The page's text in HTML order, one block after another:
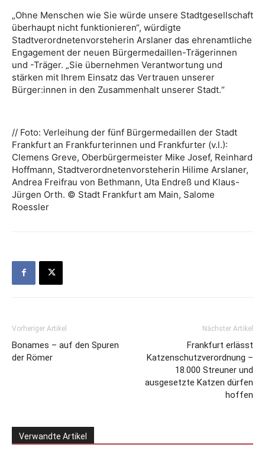
„Ohne Menschen wie Sie würde unsere Stadtgesellschaft
überhaupt nicht funktionieren“, würdigte
Stadtverordnetenvorsteherin Arslaner das ehrenamtliche
Engagement der neuen Bürgermedaillen-Trägerinnen
und -Träger. „Sie übernehmen Verantwortung und
stärken mit Ihrem Einsatz das Vertrauen unserer
Bürger:innen in den Zusammenhalt unserer Stadt.“
// Foto: Verleihung der fünf Bürgermedaillen der Stadt
Frankfurt an Frankfurterinnen und Frankfurter (v.l.):
Clemens Greve, Oberbürgermeister Mike Josef, Reinhard
Hoffmann, Stadtverordnetenvorsteherin Hilime Arslaner,
Andrea Freifrau von Bethmann, Uta Endreß und Klaus-
Jürgen Orth. © Stadt Frankfurt am Main, Salome
Roessler
Vorheriger Artikel
Bonames – auf den Spuren
der Römer
Nächster Artikel
Frankfurt erlässt
Katzenschutzverordnung –
18.000 Streuner und
ausgesetzte Katzen dürfen
hoffen
Verwandte Artikel